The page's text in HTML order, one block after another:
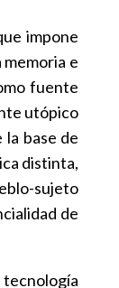
impone
memoria e
fuente
utópico
la base de
distinta,
sujeto
de